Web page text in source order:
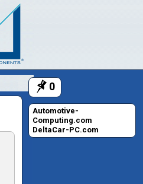
Automotive-
Computing.com
DeltaCar-PC.com
0